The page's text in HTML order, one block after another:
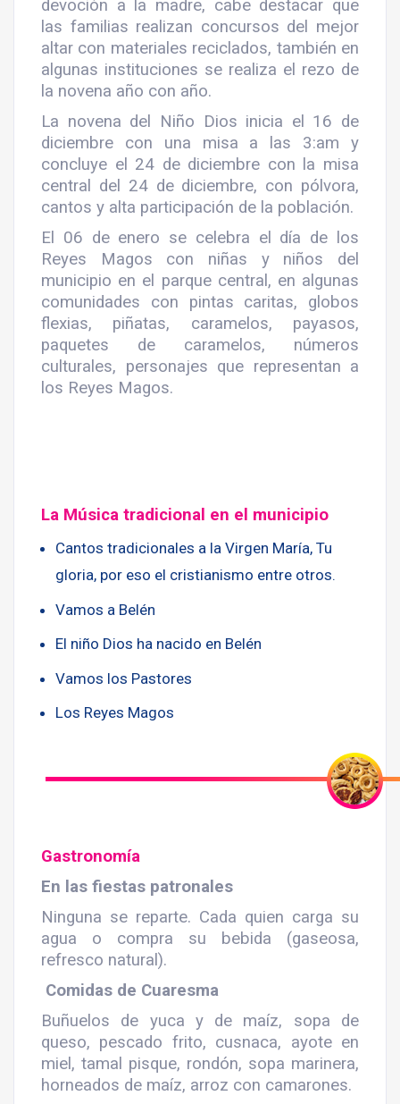
devoción a la madre, cabe destacar que
las familias realizan concursos del mejor
altar con materiales reciclados, también en
algunas instituciones se realiza el rezo de
la novena año con año.
La novena del Niño Dios inicia el 16 de
diciembre con una misa a las 3:am y
concluye el 24 de diciembre con la misa
central del 24 de diciembre, con pólvora,
cantos y alta participación de la población.
El 06 de enero se celebra el día de los
Reyes Magos con niñas y niños del
municipio en el parque central, en algunas
comunidades con pintas caritas, globos
flexias, piñatas, caramelos, payasos,
paquetes de caramelos, números
culturales, personajes que representan a
los Reyes Magos.
La Música tradicional en el municipio
Cantos tradicionales a la Virgen María, Tu
gloria, por eso el cristianismo entre otros.
Vamos a Belén
El niño Dios ha nacido en Belén
Vamos los Pastores
Los Reyes Magos
Gastronomía
En las fiestas patronales
Ninguna se reparte. Cada quien carga su
agua o compra su bebida (gaseosa,
refresco natural).
Comidas de Cuaresma
Buñuelos de yuca y de maíz, sopa de
queso, pescado frito, cusnaca, ayote en
miel, tamal pisque, rondón, sopa marinera,
horneados de maíz, arroz con camarones.